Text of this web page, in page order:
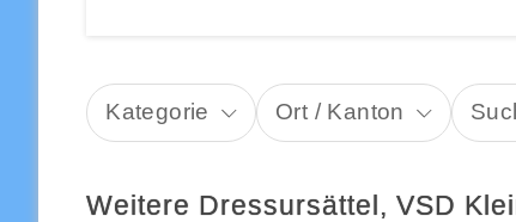
Kategorie Ort / Kanton
Weitere Dressursättel, VSD